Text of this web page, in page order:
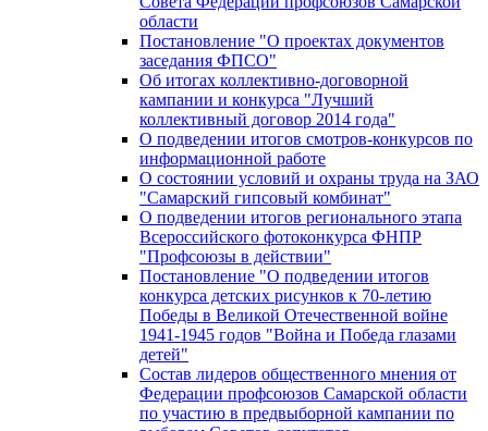
области
Постановление "О проектах документов
заседания ФПСО"
Об итогах коллективно-договорной
кампании и конкурса "Лучший
коллективный договор 2014 года"
О подведении итогов смотров-конкурсов по
информационной работе
О состоянии условий и охраны труда на ЗАО
"Самарский гипсовый комбинат"
О подведении итогов регионального этапа
Всероссийского фотоконкурса ФНПР
"Профсоюзы в действии"
Постановление "О подведении итогов
конкурса детских рисунков к 70-летию
Победы в Великой Отечественной войне
1941-1945 годов "Война и Победа глазами
детей"
Состав лидеров общественного мнения от
Федерации профсоюзов Самарской области
по участию в предвыборной кампании по